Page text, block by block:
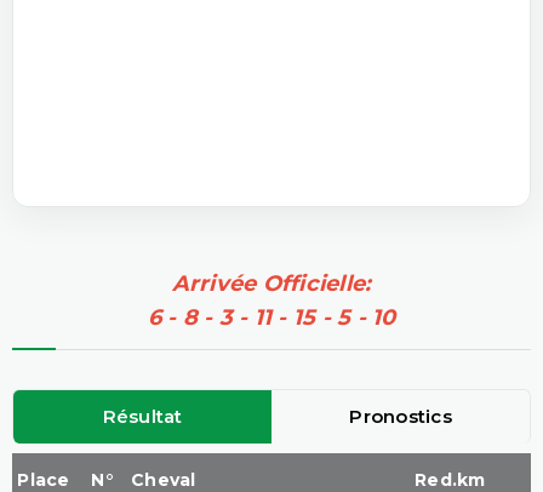
Arrivée Officielle:
6 - 8 - 3 - 11 - 15 - 5 - 10
Résultat Pronostics
Place N° Cheval Red.km